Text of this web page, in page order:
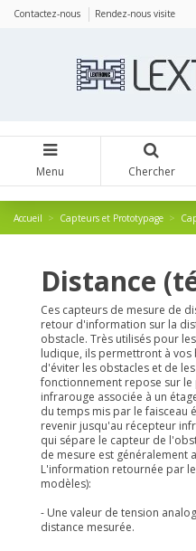
Contactez-nous Rendez-nous visite
Menu Chercher
Accueil Capteurs et Prototypage
Distance
Ces capteurs de mesure de
retour d'information sur la
obstacle. Très utilisés pour
ludique, ils permettront à
d'éviter les obstacles et de
fonctionnement repose sur
infrarouge associée à un
du temps mis par le faisceau
revenir jusqu'au récepteur
qui sépare le capteur de
de mesure est généralement
L'information retournée par
modèles):
- Une valeur de tension
distance mesurée.
Panneau de gestion des cookies